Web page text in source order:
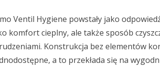
Ventil Hygiene powstały jako
komfort cieplny, ale także sposób
Konstrukcja bez elementów
a to przekłada się na